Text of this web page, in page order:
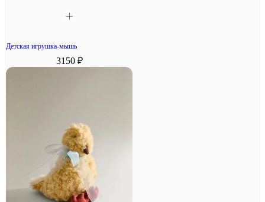
Детская игрушка-мышь
3150 ₽